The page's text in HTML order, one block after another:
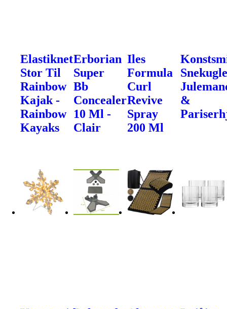
Elastiknet
Stor Til
Rainbow
Kajak -
Rainbow
Kayaks
Erborian
Super
Bb
Concealer
10 Ml -
Clair
Iles
Formula
Curl
Revive
Spray
200 Ml
&